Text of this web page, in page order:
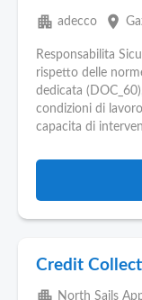
apartment adecco place
Responsabilita
rispetto delle
dedicata
condizioni di
capacita di
Credit
apartment North Sails